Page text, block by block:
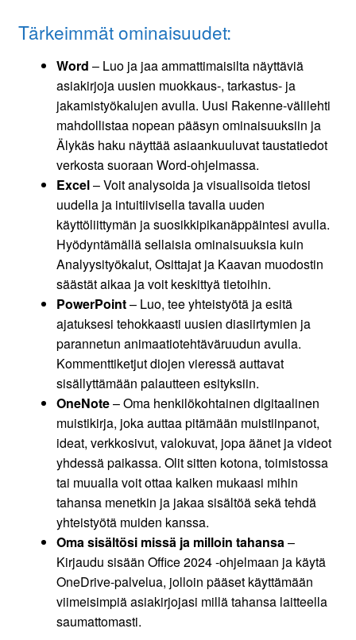
Tärkeimmät ominaisuudet:
Word – Luo ja jaa ammattimaisilta näyttäviä
asiakirjoja uusien muokkaus-, tarkastus- ja
jakamistyökalujen avulla. Uusi Rakenne-välilehti
mahdollistaa nopean pääsyn ominaisuuksiin ja
Älykäs haku näyttää asiaankuuluvat taustatiedot
verkosta suoraan Word-ohjelmassa.
Excel– Voit analysoida ja visualisoida tietosi
uudella ja intuitiivisella tavalla uuden
käyttöliittymän ja suosikkipikanäppäintesi avulla.
Hyödyntämällä sellaisia ominaisuuksia kuin
Analyysityökalut, Osittajat ja Kaavan muodostin
säästät aikaa ja voit keskittyä tietoihin.
PowerPoint– Luo, tee yhteistyötä ja esitä
ajatuksesi tehokkaasti uusien diasiirtymien ja
parannetun animaatiotehtäväruudun avulla.
Kommenttiketjut diojen vieressä auttavat
sisällyttämään palautteen esityksiin.
OneNote– Oma henkilökohtainen digitaalinen
muistikirja, joka auttaa pitämään muistiinpanot,
ideat, verkkosivut, valokuvat, jopa äänet ja videot
yhdessä paikassa. Olit sitten kotona, toimistossa
tai muualla voit ottaa kaiken mukaasi mihin
tahansa menetkin ja jakaa sisältöä sekä tehdä
yhteistyötä muiden kanssa.
Oma sisältösi missä ja milloin tahansa–
Kirjaudu sisään Office 2024 -ohjelmaan ja käytä
OneDrive-palvelua, jolloin pääset käyttämään
viimeisimpiä asiakirjojasi millä tahansa laitteella
saumattomasti.